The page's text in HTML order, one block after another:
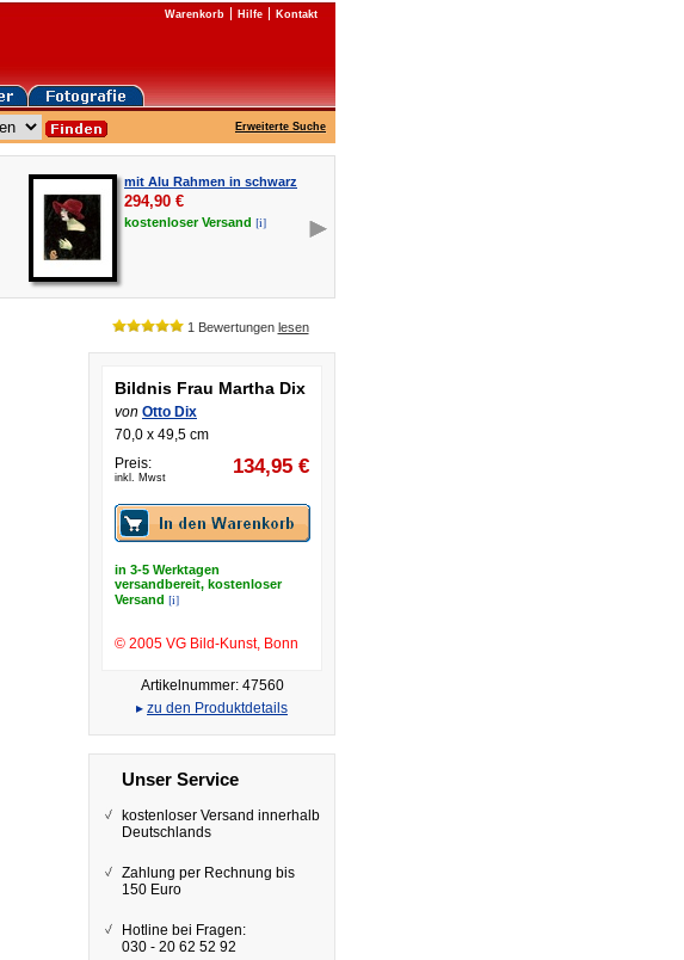
Warenkorb Hilfe Kontakt
Erweiterte Suche
mit Alu Rahmen in schwarz
294,90 €
kostenloserVersand [i]
1 Bewertungen lesen
Bildnis Frau Martha Dix
von Otto Dix
70,0 x 49,5 cm
Preis:
inkl. Mwst 134,95 €
in 3-5 Werktagen
versandbereit, kostenloser
Versand [i]
© 2005 VG Bild-Kunst, Bonn
Artikelnummer: 47560
▸ zu den Produktdetails
Unser Service
kostenloser Versand innerhalb
Deutschlands
Zahlung per Rechnung bis
150 Euro
Hotline bei Fragen:
030 - 20 62 52 92